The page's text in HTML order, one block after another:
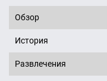
Обзор
История
Развлечения